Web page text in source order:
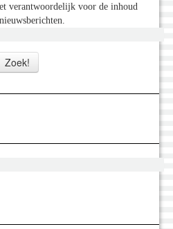
verantwoordelijk voor de inhoud